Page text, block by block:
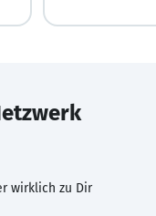
wirklich zu Dir